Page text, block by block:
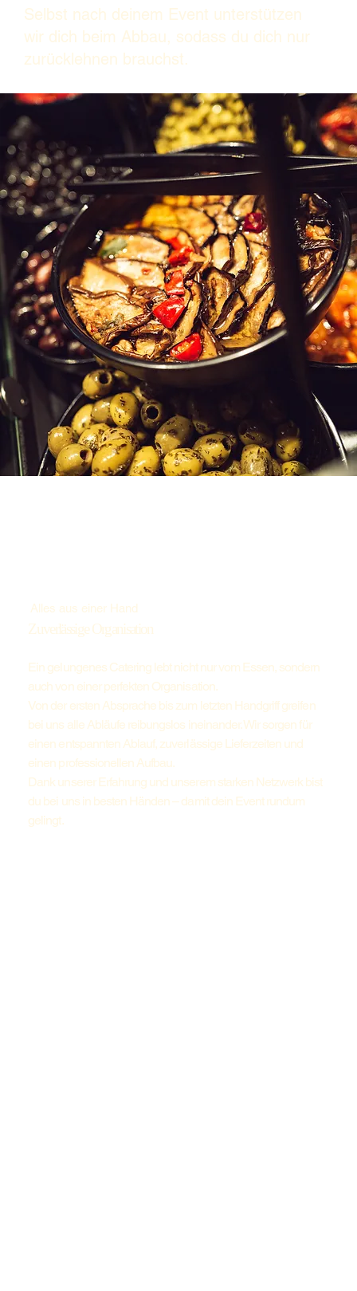
Selbst nach deinem Event unterstützen
wir dich beim Abbau, sodass du dich nur
zurücklehnen brauchst.
Alles aus einer Hand
Zuverlässige Organisation
Ein gelungenes Catering lebt nicht nur vom Essen, sondern
auch von einer perfekten Organisation.
Von der ersten Absprache bis zum letzten Handgriff greifen
bei uns alle Abläufe reibungslos ineinander. Wir sorgen für
einen entspannten Ablauf, zuverlässige Lieferzeiten und
einen professionellen Aufbau.
Dank unserer Erfahrung und unserem starken Netzwerk bist
du bei uns in besten Händen – damit dein Event rundum
gelingt.